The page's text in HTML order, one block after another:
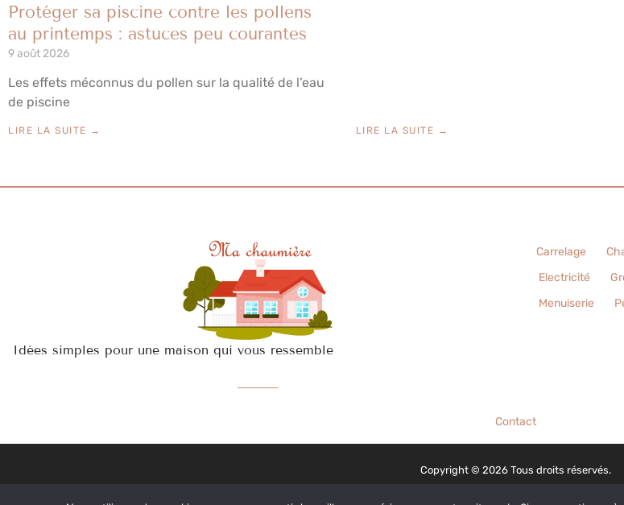
Protéger sa piscine contre les pollens
au printemps : astuces peu courantes
9 août 2026
Les effets méconnus du pollen sur la qualité de l’eau
de piscine
LIRE LA SUITE → LIRE LA SUITE →
Idées simples pour une maison qui vous ressemble
Carrelage
Electricité
Menuiserie
Contact
Copyright © 2026 Tous droits réservés.